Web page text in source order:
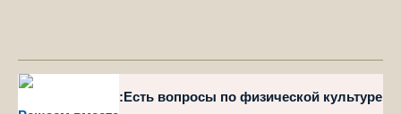
style="position":Есть вопросы по физической культуре